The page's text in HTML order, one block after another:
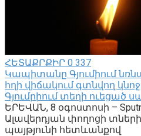
ՀԵՏԱՔՐՔԻՐ 0 337
Կապիտանը Գյումիում
հղի վիճակում գտնվող
Գյումրիում տեղի ուեցած
ԵՐԵՎԱՆ, 8 օգոստոսի –
Ալավերդյան փողոցի
պայթյունի հետևանքով